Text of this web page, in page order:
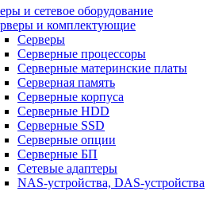
и сетевое оборудование
и комплектующие
Серверы
Серверные процессоры
Серверные материнские платы
Серверная память
Серверные корпуса
Серверные HDD
Серверные SSD
Серверные опции
Серверные БП
Сетевые адаптеры
NAS-устройства, DAS-устройства